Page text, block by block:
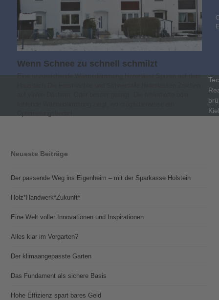
Wenn Schnee zu schnell schmilzt
Eine unzureichende Wärmedämmung hinterlässt Spuren auf dem
Neueste Beiträge
Der passende Weg ins Eigenheim – mit der Sparkasse Holstein
Holz*Handwerk*Zukunft*
Eine Welt voller Innovationen und Inspirationen
Alles klar im Vorgarten?
Der klimaangepasste Garten
Das Fundament als sichere Basis
Hohe Effizienz spart bares Geld
Kiel